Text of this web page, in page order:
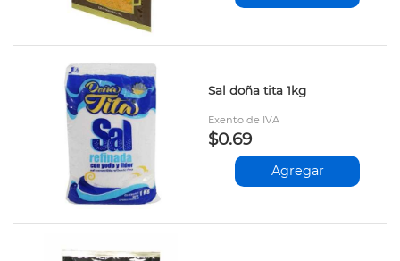
Sal doña tita 1kg
Exento de IVA
$0.69
Agregar